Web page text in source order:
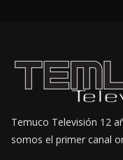
Temuco Televisión 12
somos el primer canal